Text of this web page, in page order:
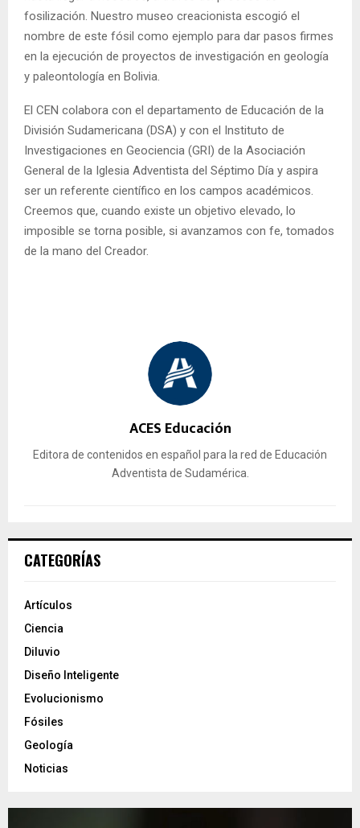
fosilización. Nuestro museo creacionista escogió el
nombre de este fósil como ejemplo para dar pasos firmes
en la ejecución de proyectos de investigación en geología
y paleontología en Bolivia.
El CEN colabora con el departamento de Educación de la
División Sudamericana (DSA) y con el Instituto de
Investigaciones en Geociencia (GRI) de la Asociación
General de la Iglesia Adventista del Séptimo Día y aspira
ser un referente científico en los campos académicos.
Creemos que, cuando existe un objetivo elevado, lo
imposible se torna posible, si avanzamos con fe, tomados
de la mano del Creador.
ACES Educación
Editora de contenidos en español para la red de Educación
Adventista de Sudamérica.
CATEGORÍAS
Artículos
Ciencia
Diluvio
Diseño Inteligente
Evolucionismo
Fósiles
Geología
Noticias